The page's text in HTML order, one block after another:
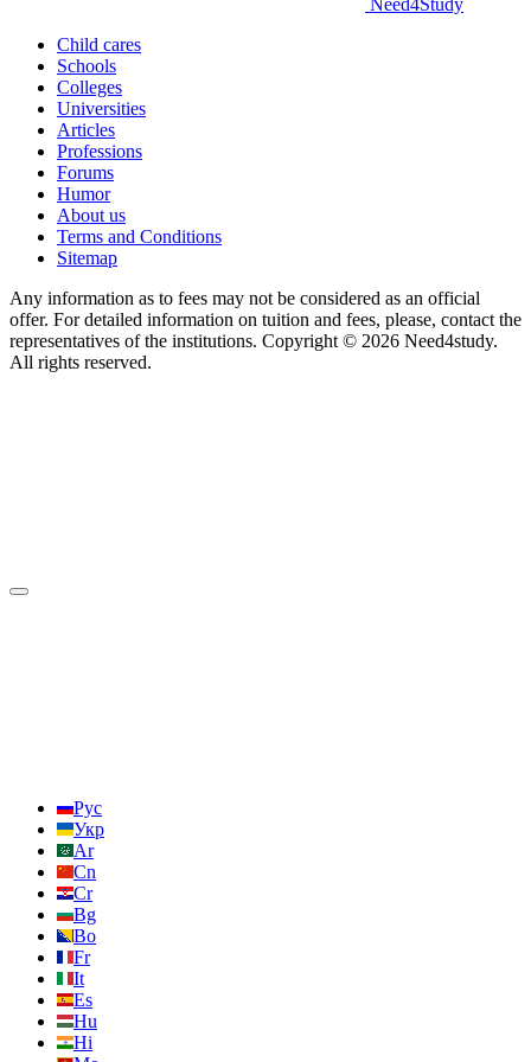
Need4Study
Child cares
Schools
Colleges
Universities
Articles
Professions
Forums
Humor
About us
Terms and Conditions
Sitemap
Any information as to fees may not be considered as an official
offer. For detailed information on tuition and fees, please, contact the
representatives of the institutions. Copyright © 2026 Need4study.
All rights reserved.
Рус
Укр
Ar
Cn
Cr
Bg
Bo
Fr
It
Es
Hu
Hi